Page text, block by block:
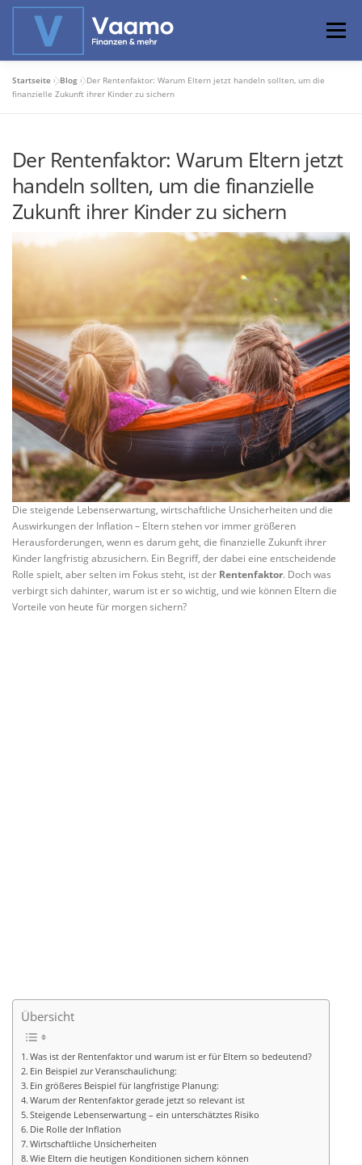
Zum
Menü
ABOUT ONLINE-RECHNER
PROFIWISSEN ALTERSVORSORGE
PRIVATIER WERDEN
Startseite »Blog »Der Rentenfaktor: Warum Eltern jetzt handeln sollten, um die
finanzielle Zukunft ihrer Kinder zu sichern
Der Rentenfaktor: Warum Eltern jetzt
handeln sollten, um die finanzielle
Zukunft ihrer Kinder zu sichern
Die steigende Lebenserwartung, wirtschaftliche Unsicherheiten und die
Auswirkungen der Inflation – Eltern stehen vor immer größeren
Herausforderungen, wenn es darum geht, die finanzielle Zukunft ihrer
Kinder langfristig abzusichern. Ein Begriff, der dabei eine entscheidende
Rolle spielt, aber selten im Fokus steht, ist der Rentenfaktor. Doch was
verbirgt sich dahinter, warum ist er so wichtig, und wie können Eltern die
Vorteile von heute für morgen sichern?
Übersicht
Was ist der Rentenfaktor und warum ist er für Eltern so bedeutend?
Ein Beispiel zur Veranschaulichung:
Ein größeres Beispiel für langfristige Planung:
Warum der Rentenfaktor gerade jetzt so relevant ist
Steigende Lebenserwartung – ein unterschätztes Risiko
Die Rolle der Inflation
Wirtschaftliche Unsicherheiten
Wie Eltern die heutigen Konditionen sichern können